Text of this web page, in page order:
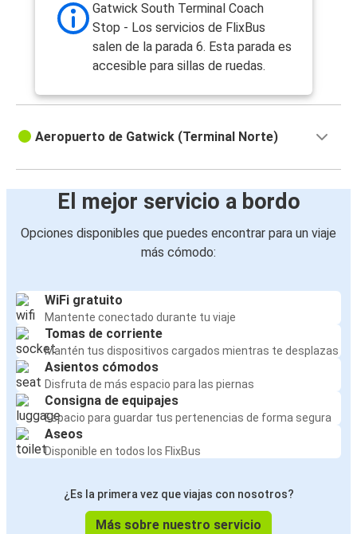
Gatwick South Terminal Coach
Stop - Los servicios de FlixBus
salen de la parada 6. Esta parada es
accesible para sillas de ruedas.
Aeropuerto de Gatwick (Terminal Norte)
El mejor servicio a bordo
Opciones disponibles que puedes encontrar para un viaje
más cómodo:
WiFi gratuito
Mantente conectado durante tu viaje
Tomas de corriente
Mantén tus dispositivos cargados mientras te desplazas
Asientos cómodos
Disfruta de más espacio para las piernas
Consigna de equipajes
Espacio para guardar tus pertenencias de forma segura
Aseos
Disponible en todos los FlixBus
¿Es la primera vez que viajas con nosotros?
Más sobre nuestro servicio